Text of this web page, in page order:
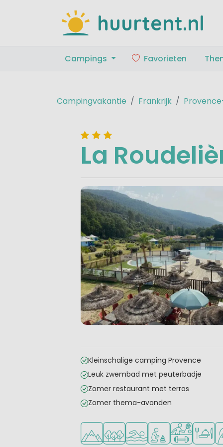
huurtent.nl
Campings Favorieten
Campingvakantie Frankrijk
La
Kleinschalige camping Provence
Leuk zwembad met peuterbadje
Zomer restaurant met terras
Zomer thema-avonden
Ligt in de heuvels/bergen
Ligt in een bosrijke omgeving
Openlucht zwembad
Aanbevolen voor
Veel